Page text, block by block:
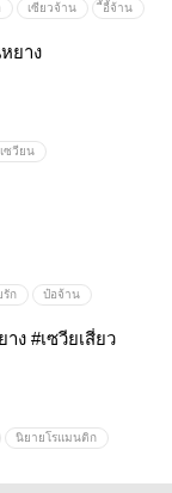
เซียวจ้าน ี้อี้จ้าน
ยาง
ซวียน
รัก ป๋อจ้าน
ง #เซวียเสี่ยว
นิยายโรแมนติก